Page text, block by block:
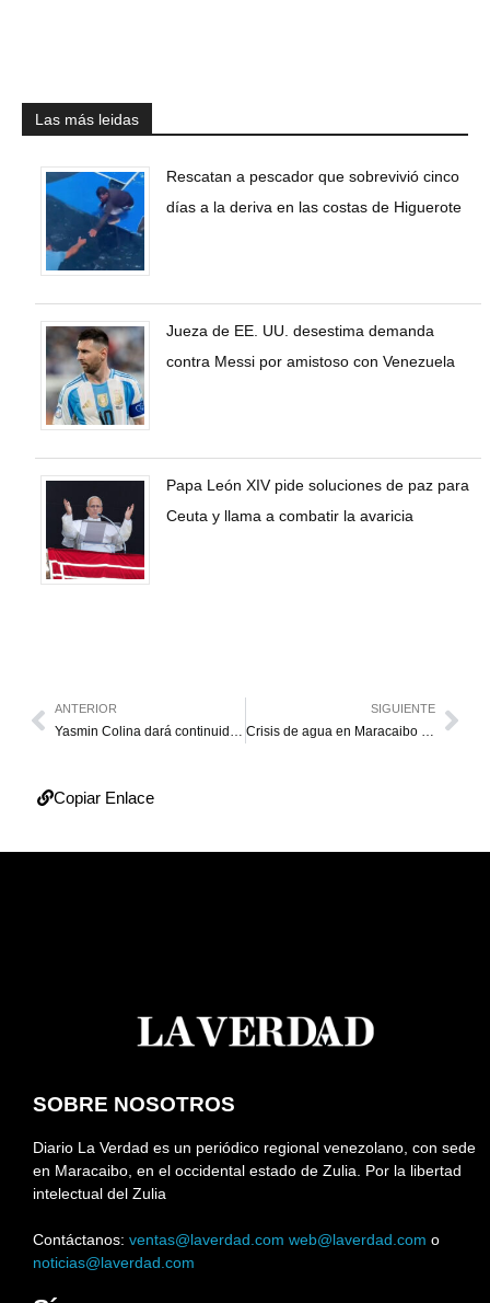
Las más leidas
Rescatan a pescador que sobrevivió cinco
días a la deriva en las costas de Higuerote
Jueza de EE. UU. desestima demanda
contra Messi por amistoso con Venezuela
Papa León XIV pide soluciones de paz para
Ceuta y llama a combatir la avaricia
ANTERIOR
Yasmin Colina dará continuidad a la gestión de Nervins Sarcos en Colón
SIGUIENTE
Crisis de agua en Maracaibo deja a usuarios sin servicio por hasta 15 años
Copiar Enlace
SOBRE NOSOTROS
Diario La Verdad es un periódico regional venezolano, con sede
en Maracaibo, en el occidental estado de Zulia. Por la libertad
intelectual del Zulia
Contáctanos: ventas@laverdad.com web@laverdad.com o
noticias@laverdad.com